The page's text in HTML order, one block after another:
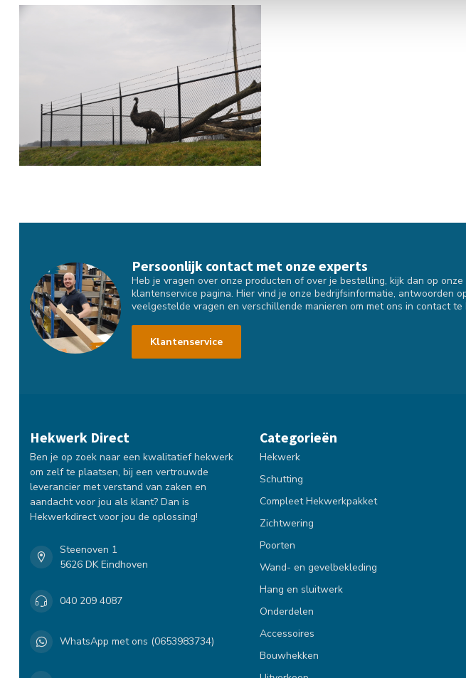
Persoonlijk contact met onze experts
Heb je vragen over onze producten of over je bestelling, kijk dan op onze
klantenservice pagina. Hier vind je onze bedrijfsinformatie, antwoorden
veelgestelde vragen en verschillende manieren om met ons in contact te
Klantenservice
Hekwerk Direct
Ben je op zoek naar een kwalitatief hekwerk
om zelf te plaatsen, bij een vertrouwde
leverancier met verstand van zaken en
aandacht voor jou als klant? Dan is
Hekwerkdirect voor jou de oplossing!
Steenoven 1
5626 DK Eindhoven
040 209 4087
WhatsApp met ons (0653983734)
Categorieën
Hekwerk
Schutting
Compleet Hekwerkpakket
Zichtwering
Poorten
Wand- en gevelbekleding
Hang en sluitwerk
Onderdelen
Accessoires
Bouwhekken